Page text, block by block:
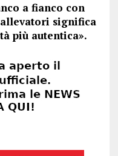
a fianco con
significa
più autentica».